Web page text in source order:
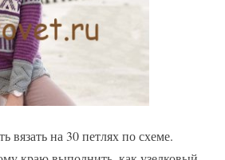
вязать на 30 петлях по схеме.